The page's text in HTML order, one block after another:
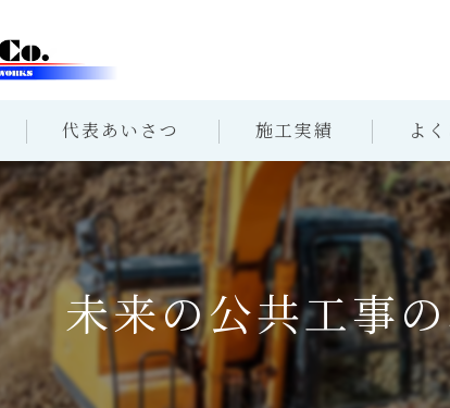
代表あいさつ 施工実績 よ
未来の公共工事